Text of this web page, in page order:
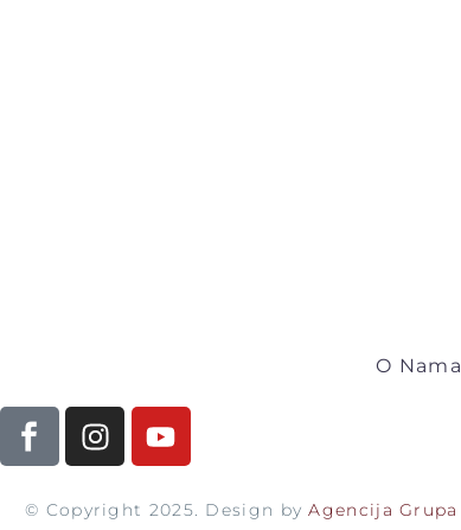
O Nama
© Copyright 2025. Design byAgencija Grupa